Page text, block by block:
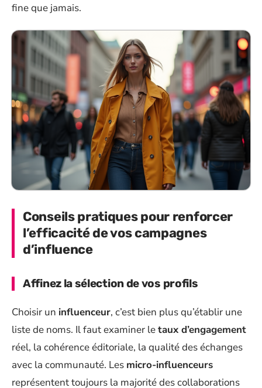
fine que jamais.
Conseils pratiques pour renforcer
l’efficacité de vos campagnes
d’influence
Affinez la sélection de vos profils
Choisir un influenceur, c’est bien plus qu’établir une
liste de noms. Il faut examiner letaux d’engagement
réel, la cohérence éditoriale, la qualité des échanges
avec la communauté. Les micro-influenceurs
représentent toujours la majorité des collaborations